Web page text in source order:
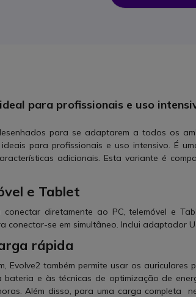
para profissionais e uso
para se adaptarem a todos os
para profissionais e uso intensivo. É
adicionais. Esta variante é
e Tablet
diretamente ao PC, telemóvel e
conectar-se em simultâneo. Inclui adaptador
rápida
Evolve2 também permite usar os auriculares
e às técnicas de optimização de
Além disso, para uma carga completa